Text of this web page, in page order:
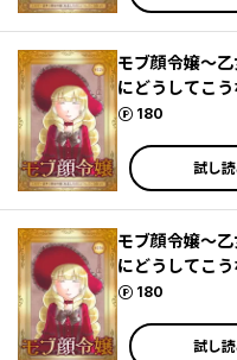
モブ顔令嬢～
にどうしてこ
180
ポイント
試し
モブ顔令嬢～
にどうしてこ
180
ポイント
試し